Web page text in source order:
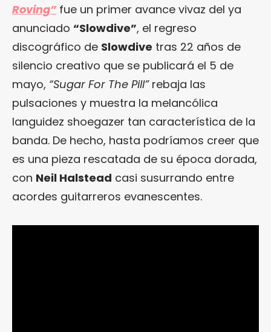
Roving”fue un primer avance vivaz del ya
anunciado “Slowdive”, el regreso
discográfico de Slowdive tras 22 años de
silencio creativo que se publicará el 5 de
mayo, “Sugar For The Pill”rebaja las
pulsaciones y muestra la melancólica
languidez shoegazer tan característica de la
banda. De hecho, hasta podríamos creer que
es una pieza rescatada de su época dorada,
con Neil Halstead casi susurrando entre
acordes guitarreros evanescentes.